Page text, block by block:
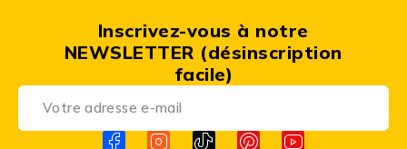
Inscrivez-vous à notre
NEWSLETTER (désinscription
facile)